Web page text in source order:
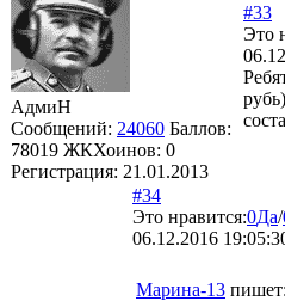
АдмиН
Сообщений: 24060 Баллов:
78019 ЖКХоинов: 0
Регистрация: 21.01.2013
#33
Это
#34
Это нравится:0Да/
06.12.2016
Марина-13 пишет: